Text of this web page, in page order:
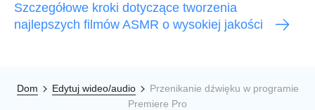
Szczegółowe kroki dotyczące tworzenia
najlepszych filmów ASMR o wysokiej jakości
Dom Edytuj wideo/audio
Przenikanie dźwięku w programie
Premiere Pro